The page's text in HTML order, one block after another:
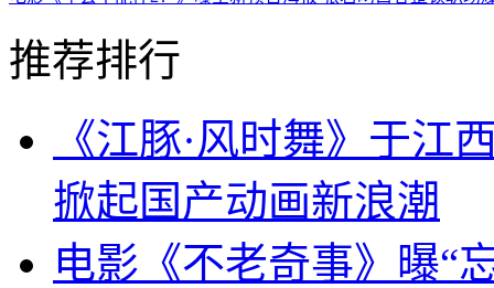
推荐排行
《江豚·风时舞》于江
掀起国产动画新浪潮
电影《不老奇事》曝“